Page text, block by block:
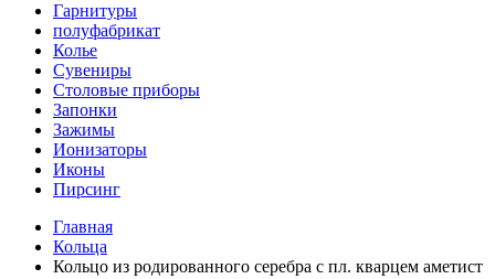
Гарнитуры
полуфабрикат
Колье
Сувениры
Столовые приборы
Запонки
Зажимы
Ионизаторы
Иконы
Пирсинг
Главная
Кольца
Кольцо из родированного серебра с пл. кварцем аметист